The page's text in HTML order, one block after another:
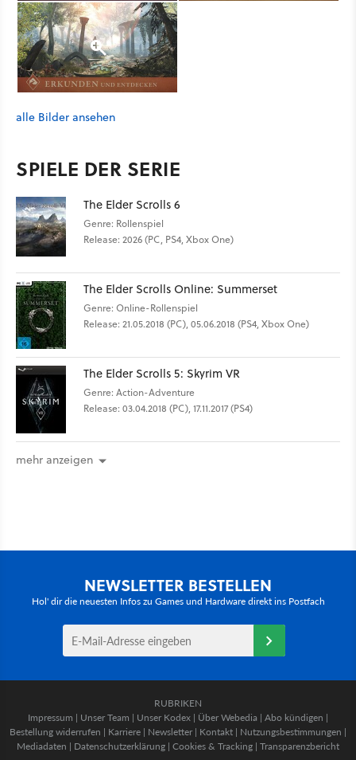
alle Bilder ansehen
SPIELE DER SERIE
The Elder Scrolls 6
Genre: Rollenspiel
Release: 2026 (PC, PS4, Xbox One)
The Elder Scrolls Online: Summerset
Genre: Online-Rollenspiel
Release: 21.05.2018 (PC), 05.06.2018 (PS4, Xbox One)
The Elder Scrolls 5: Skyrim VR
Genre: Action-Adventure
Release: 03.04.2018 (PC), 17.11.2017 (PS4)
mehr anzeigen
NEWSLETTER BESTELLEN
Hol' dir die neuesten Infos zu Games und Hardware direkt ins Postfach
RUBRIKEN
Impressum | Unser Team | Unser Kodex | Über Webedia | Abo kündigen |
Bestellung widerrufen | Karriere | Newsletter | Kontakt | Nutzungsbestimmungen |
Mediadaten | Datenschutzerklärung | Cookies & Tracking | Transparenzbericht